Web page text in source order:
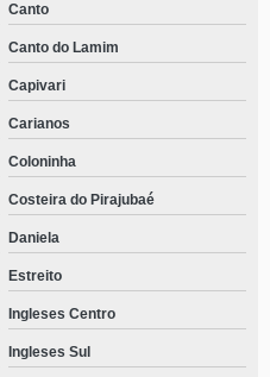
Canto
Canto do Lamim
Capivari
Carianos
Coloninha
Costeira do Pirajubaé
Daniela
Estreito
Ingleses Centro
Ingleses Sul